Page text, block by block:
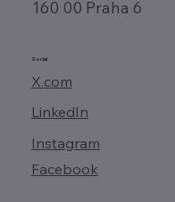
160 00 Praha 6
Social
X.com
LinkedIn
Instagram
Facebook